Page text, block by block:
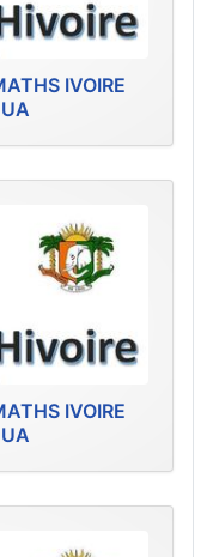
IVOIRE
IVOIRE